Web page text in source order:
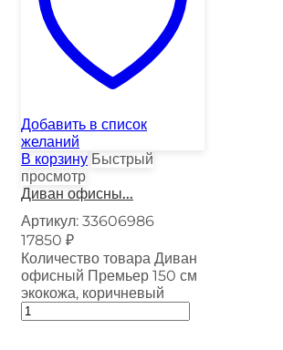
Добавить в список
желаний
В корзину Быстрый
просмотр
Диван офисны...
Артикул: 33606986
17850 ₽
Количество товара Диван
офисный Премьер 150 см
экокожа, коричневый